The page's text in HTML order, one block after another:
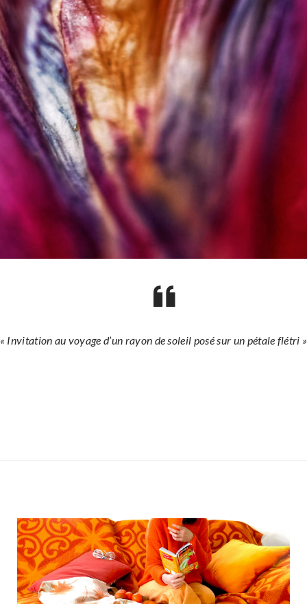
« Invitation au voyage d’un rayon de soleil posé sur un pétale flétri »